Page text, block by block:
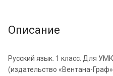
Описание
Русский язык. 1 класс. Для
(издательство «Вентана-